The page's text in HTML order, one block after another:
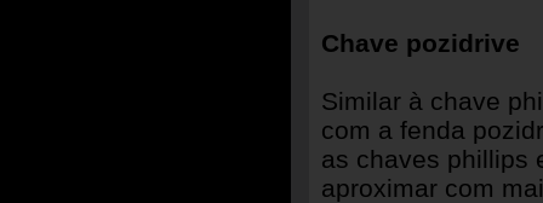
Chave pozidrive
Similar à chave
com a fenda
as chaves phillips
aproximar com